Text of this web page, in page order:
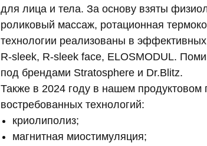
для лица и тела. За основу взяты
роликовый массаж, ротационная
технологии реализованы в
R-sleek, R-sleek face, ELOSMODUL.
под брендами Stratosphere и Dr.Blitz.
Также в 2024 году в нашем
востребованных технологий:
криолиполиз;
магнитная миостимуляция;